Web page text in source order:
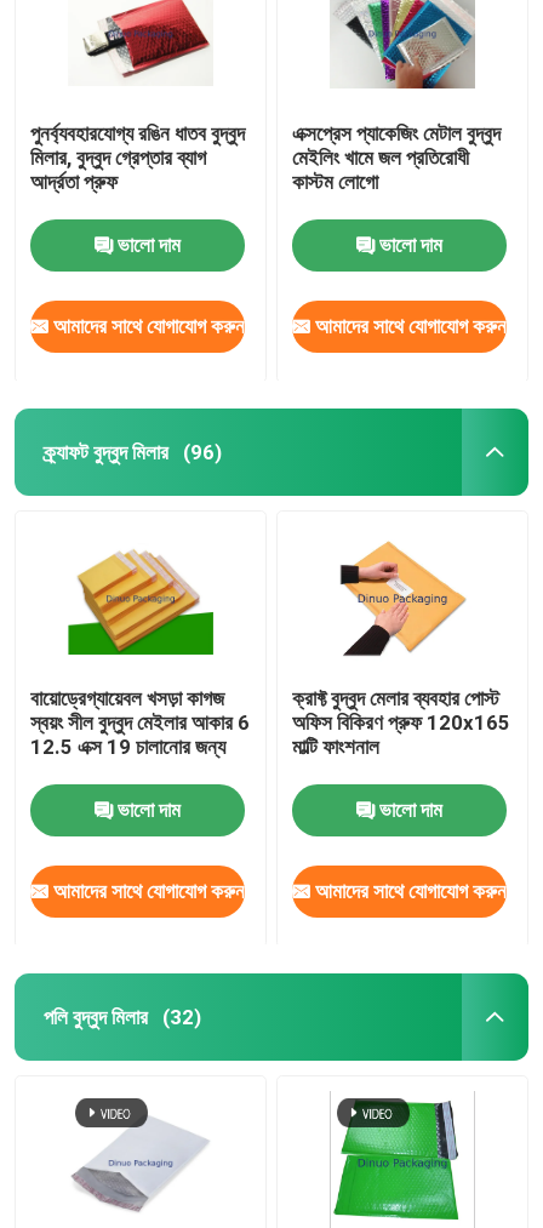
পুনর্ব্যবহারযোগ্য রঙিন ধাতব বুদ্বুদ
মিলার, বুদ্বুদ গ্রেপ্তার ব্যাগ
আর্দ্রতা প্রুফ
ভালো দাম
আমাদের সাথে যোগাযোগ করুন
এক্সপ্রেস প্যাকেজিং মেটাল বুদ্বুদ
মেইলিং খামে জল প্রতিরোধী
কাস্টম লোগো
ভালো দাম
আমাদের সাথে যোগাযোগ করুন
ক্র্যাফট বুদ্বুদ মিলার (96)
বায়োড্রেগ্যায়েবল খসড়া কাগজ
স্বয়ং সীল বুদ্বুদ মেইলার আকার 6
12.5 এক্স 19 চালানোর জন্য
ভালো দাম
আমাদের সাথে যোগাযোগ করুন
ক্রাফ্ট বুদ্বুদ মেলার ব্যবহার পোস্ট
অফিস বিকিরণ প্রুফ 120x165
মাল্টি ফাংশনাল
ভালো দাম
আমাদের সাথে যোগাযোগ করুন
পলি বুদ্বুদ মিলার (32)